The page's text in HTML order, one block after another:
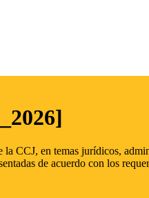
CCJ, en temas jurídicos,
de acuerdo con los